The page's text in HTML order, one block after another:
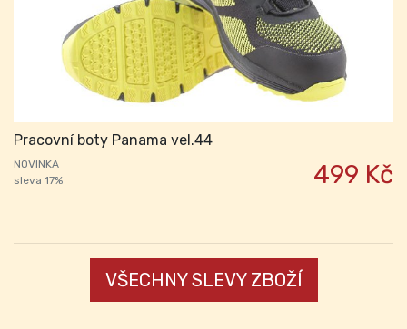
Pracovní boty Panama vel.44
NOVINKA
sleva 17%
499 Kč
VŠECHNY SLEVY ZBOŽÍ